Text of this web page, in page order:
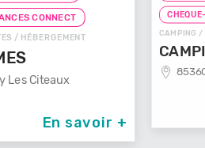
CONNECT
Citeaux
En savoir +
CHEQUE-
CAMPING /
85360